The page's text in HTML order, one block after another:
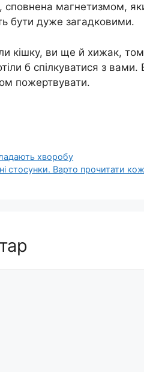
магнетизмом,
бути дуже загадковими.
кішку, ви ще й хижак,
б спілкуватися з
пожертвувати.
хворобу
стосунки. Варто прочитати